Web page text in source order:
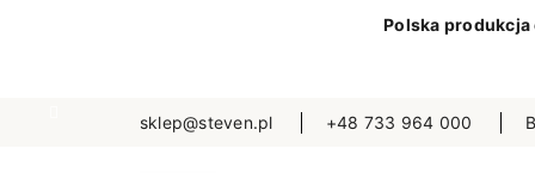
Polska produkcja
sklep@steven.pl +48 733 964 000